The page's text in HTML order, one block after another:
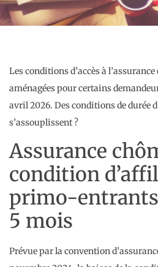
Les conditions d’accès à
aménagées pour certains
avril 2026. Des conditions de durée
s’assouplissent ?
Assurance
condition
primo-entrants
5 mois
Prévue par la convention